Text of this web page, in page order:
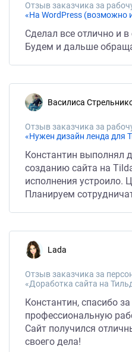
Отзыв заказчика за
Сделал все отлично и
Будем и дальше
Василиса
Отзыв заказчика за
«Нужен дизайн ленда для
Константин выполнял
созданию сайта на
исполнения устроило.
Планируем
Lada
Отзыв заказчика за
«Доработка сайта на
Константин, спасибо
профессиональную
Сайт получился
своего дела!